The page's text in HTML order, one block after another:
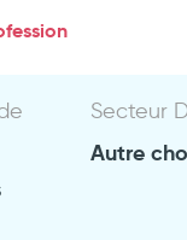
Secteur
Autre